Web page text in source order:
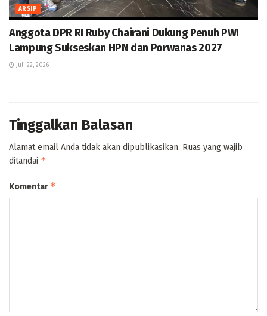
ARSIP
Anggota DPR RI Ruby Chairani Dukung Penuh PWI
Lampung Sukseskan HPN dan Porwanas 2027
Juli 22, 2026
Tinggalkan Balasan
Alamat email Anda tidak akan dipublikasikan. Ruas yang wajib
ditandai *
Komentar *